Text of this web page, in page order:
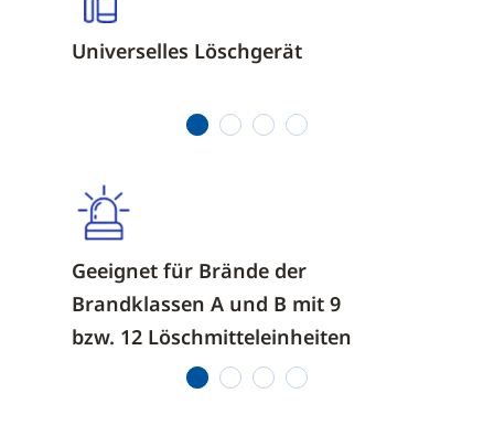
Universelles Löschgerät
Geeignet für Brände der
Brandklassen A und B mit 9
bzw. 12 Löschmitteleinheiten